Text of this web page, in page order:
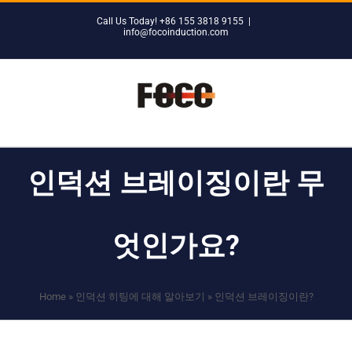
Call Us Today! +86 155 3818 9155
info@focoinduction.com
인덕션 브레이징이란 무
엇인가요?
Home» 인덕션 히팅에 대해 알아보기 » 인덕션 브레이징이란?